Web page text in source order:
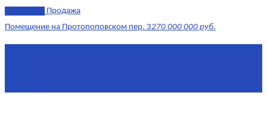
Продажа
Помещение на Протопоповском пер. 3270 000 000 руб.